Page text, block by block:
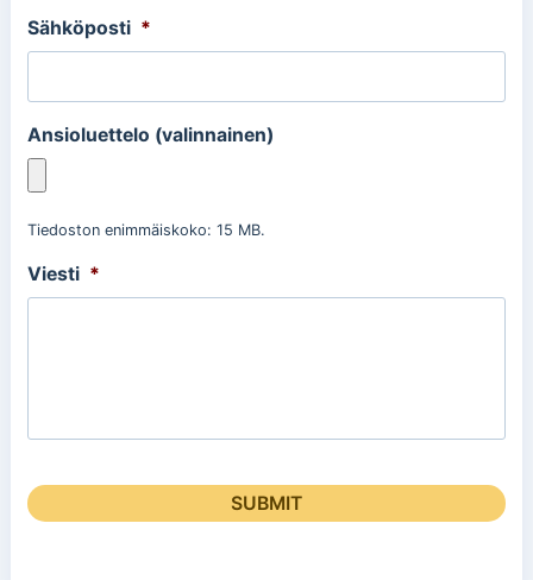
Sähköposti *
Ansioluettelo (valinnainen)
Tiedoston enimmäiskoko: 15 MB.
Viesti *